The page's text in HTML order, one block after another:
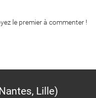
le premier à commenter !
Lille)